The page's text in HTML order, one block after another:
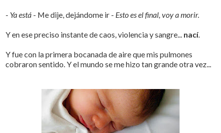
- Ya está - Me dije, dejándome ir - Esto es el final, voy a morir.
Y en ese preciso instante de caos, violencia y sangre... nací.
Y fue con la primera bocanada de aire que mis pulmones
cobraron sentido. Y el mundo se me hizo tan grande otra vez...